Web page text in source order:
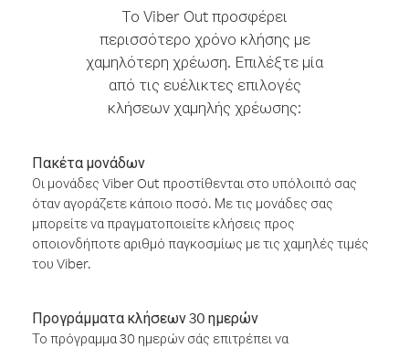
Το Viber Out προσφέρει
περισσότερο χρόνο κλήσης με
χαμηλότερη χρέωση. Επιλέξτε μία
από τις ευέλικτες επιλογές
κλήσεων χαμηλής χρέωσης:
Πακέτα μονάδων
Οι μονάδες Viber Out προστίθενται στο υπόλοιπό σας
όταν αγοράζετε κάποιο ποσό. Με τις μονάδες σας
μπορείτε να πραγματοποιείτε κλήσεις προς
οποιονδήποτε αριθμό παγκοσμίως με τις χαμηλές τιμές
του Viber.
Προγράμματα κλήσεων 30 ημερών
Το πρόγραμμα 30 ημερών σάς επιτρέπει να